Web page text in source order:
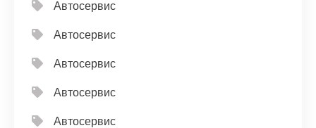
Автосервис
Автосервис
Автосервис
Автосервис
Автосервис